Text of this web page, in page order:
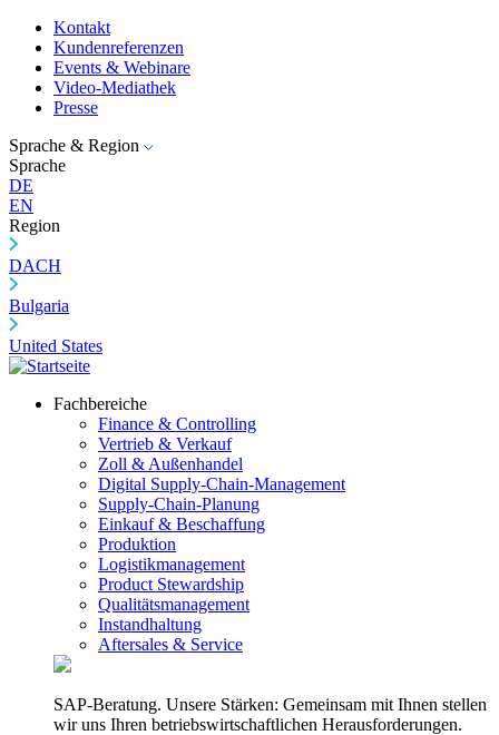
Kontakt
Kundenreferenzen
Events & Webinare
Video-Mediathek
Presse
Sprache & Region
Sprache
DE
EN
Region
DACH
Bulgaria
United States
Fachbereiche
Finance & Controlling
Vertrieb & Verkauf
Zoll & Außenhandel
Digital Supply-Chain-Management
Supply-Chain-Planung
Einkauf & Beschaffung
Produktion
Logistikmanagement
Product Stewardship
Qualitätsmanagement
Instandhaltung
Aftersales & Service
SAP-Beratung. Unsere Stärken: Gemeinsam mit Ihnen stellen
wir uns Ihren betriebswirtschaftlichen Herausforderungen.